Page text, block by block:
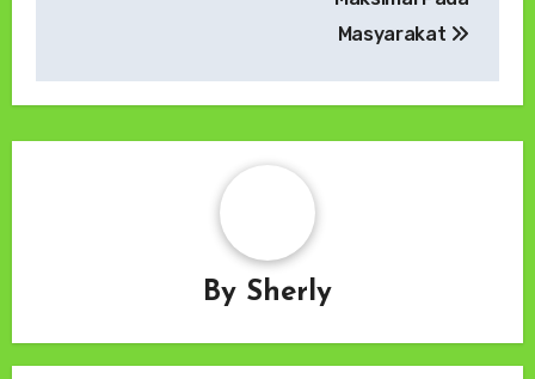
Masyarakat
By Sherly